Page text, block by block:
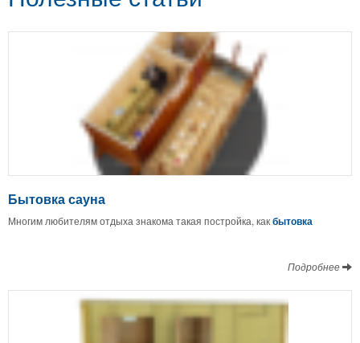
Бытовка сауна
Многим любителям отдыха знакома такая постройка, какбытовка
Подробнее